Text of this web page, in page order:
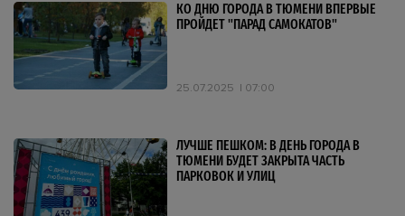
КО ДНЮ ГОРОДА В ТЮМЕНИ ВПЕРВЫЕ
ПРОЙДЕТ "ПАРАД САМОКАТОВ"
25.07.2025 07:00
ЛУЧШЕ ПЕШКОМ: В ДЕНЬ ГОРОДА В
ТЮМЕНИ БУДЕТ ЗАКРЫТА ЧАСТЬ
ПАРКОВОК И УЛИЦ